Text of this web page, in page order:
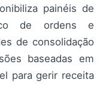
painéis de
de ordens e
de consolidação
baseadas em
para gerir receita